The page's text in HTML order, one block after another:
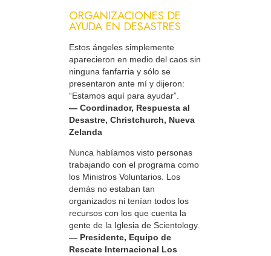
ORGANIZACIONES DE
AYUDA EN DESASTRES
Estos ángeles simplemente
aparecieron en medio del caos sin
ninguna fanfarria y sólo se
presentaron ante mí y dijeron:
“Estamos aquí para ayudar”.
— Coordinador, Respuesta al
Desastre, Christchurch, Nueva
Zelanda
Nunca habíamos visto personas
trabajando con el programa como
los Ministros Voluntarios. Los
demás no estaban tan
organizados ni tenían todos los
recursos con los que cuenta la
gente de la Iglesia de Scientology.
— Presidente, Equipo de
Rescate Internacional Los